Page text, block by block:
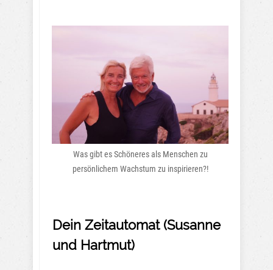
Was gibt es Schöneres als Menschen zu
persönlichem Wachstum zu inspirieren?!
Dein Zeitautomat (Susanne
und Hartmut)